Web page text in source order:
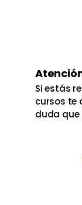
Si estás
cursos te
duda que